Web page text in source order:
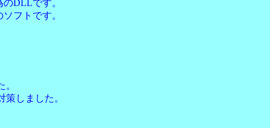
DLLです。
フトです。
しました。